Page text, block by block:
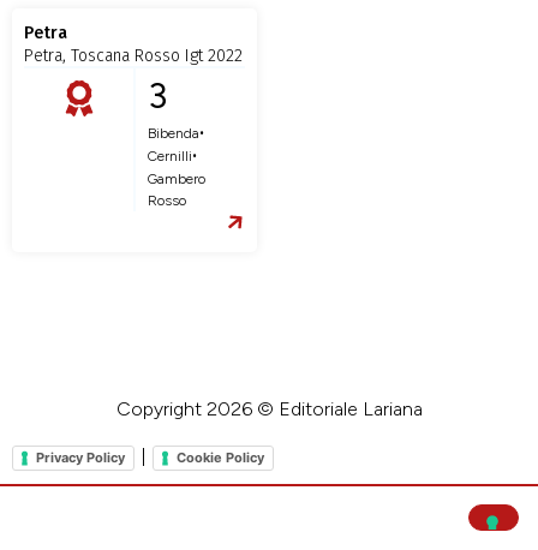
Petra
Petra, Toscana Rosso Igt 2022
3
Bibenda•
Cernilli•
Gambero
Rosso
Copyright 2026 © Editoriale Lariana
Privacy Policy Cookie Policy